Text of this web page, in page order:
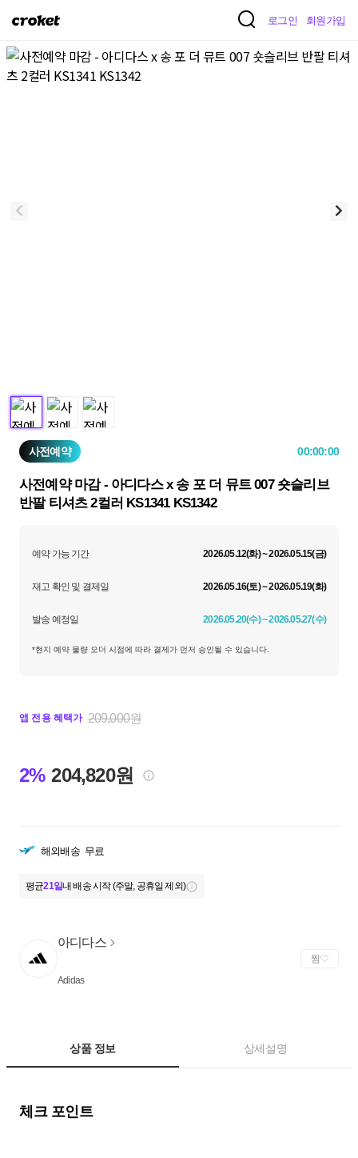
크
켓
로그인 회원가입
사전예약 00:00:00
사전예약 마감 - 아디다스 x 송 포 더 뮤트 007 숏슬리브
반팔 티셔츠 2컬러 KS1341 KS1342
예약 가능 기간 2026.05.12(화) ~ 2026.05.15(금)
재고 확인 및 결제일 2026.05.16(토) ~ 2026.05.19(화)
발송 예정일 2026.05.20(수) ~ 2026.05.27(수)
*현지 예약 물량 오더 시점에 따라 결제가 먼저 승인될 수 있습니다.
앱 전용 혜택가 209,000원
2% 204,820원
해외배송 무료
평균21일내 배송 시작 (주말, 공휴일 제외)
아디다스
Adidas
찜
상품 정보 상세설명
체크 포인트